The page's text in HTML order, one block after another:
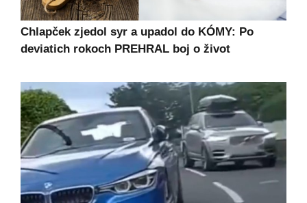
Chlapček zjedol syr a upadol do KÓMY: Po
deviatich rokoch PREHRAL boj o život